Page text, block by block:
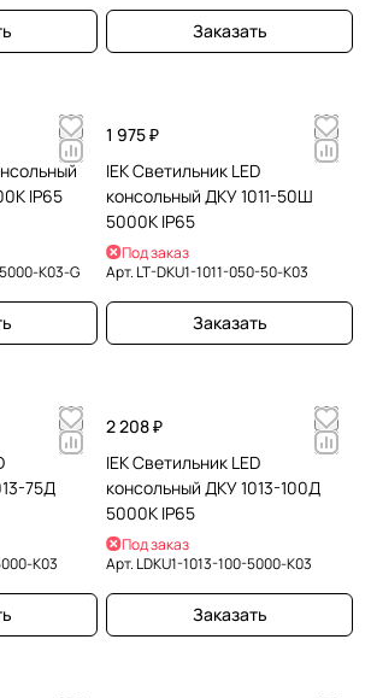
Заказать
IP65
K03-G
1 975 ₽
IEK Светильник LED
консольный ДКУ 1011-50Ш
5000К IP65
Под заказ
Арт. LT-DKU1-1011-050-50-K03
Заказать
75Д
K03
2 208 ₽
IEK Светильник LED
консольный ДКУ 1013-100Д
5000К IP65
Под заказ
Арт. LDKU1-1013-100-5000-K03
Заказать